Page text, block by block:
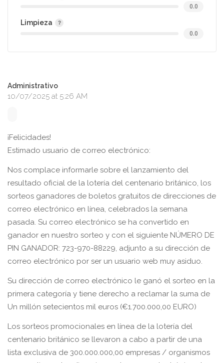
0.0
Limpieza
0.0
Administrativo
10/07/2025 at 5:26 AM
¡Felicidades!
Estimado usuario de correo electrónico:
Nos complace informarle sobre el lanzamiento del
resultado oficial de la lotería del centenario británico, los
sorteos ganadores de boletos gratuitos de direcciones de
correo electrónico en línea, celebrados la semana
pasada. Su correo electrónico se ha convertido en
ganador en nuestro sorteo y con el siguiente NÚMERO DE
PIN GANADOR: 723-970-88229, adjunto a su dirección de
correo electrónico por ser un usuario web muy asiduo.
Su dirección de correo electrónico le ganó el sorteo en la
primera categoría y tiene derecho a reclamar la suma de
Un millón setecientos mil euros (€1.700.000,00 EURO)
Los sorteos promocionales en línea de la lotería del
centenario británico se llevaron a cabo a partir de una
lista exclusiva de 300.000.000,00 empresas / organismos